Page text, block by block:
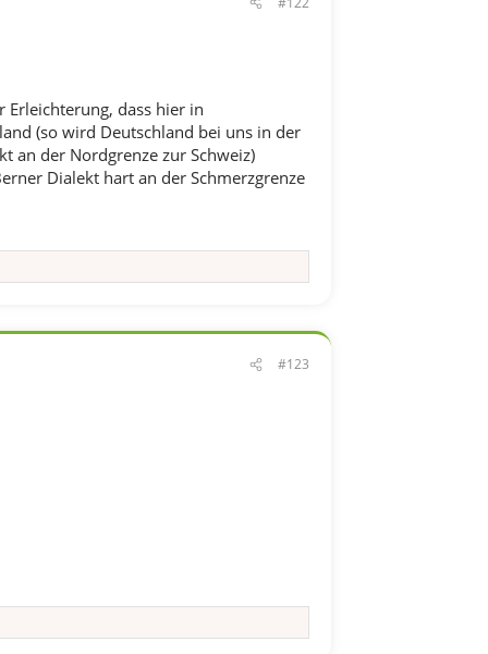
dass hier in
(so wird Deutschland bei uns in der
an der Nordgrenze zur Schweiz)
Dialekt hart an der Schmerzgrenze
#123